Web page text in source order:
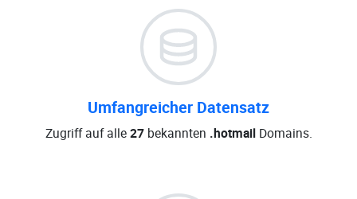
Umfangreicher Datensatz
Zugriff auf alle27bekannten .hotmailDomains.